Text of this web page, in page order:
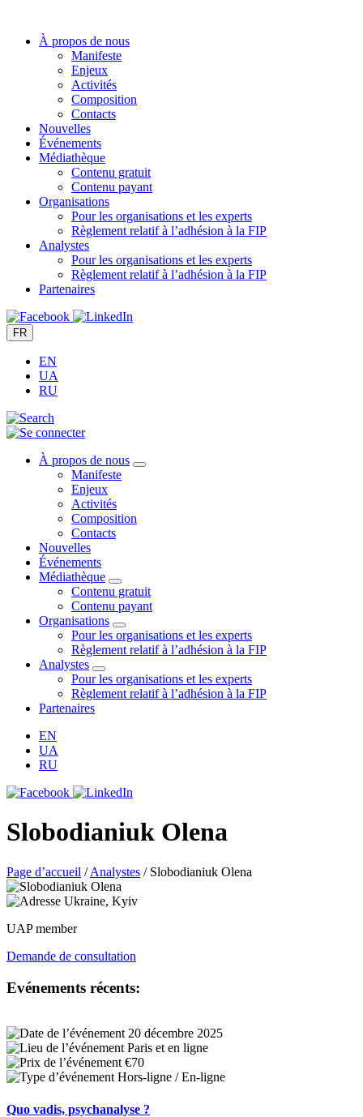
contenuÀ propos de nous
Manifeste
Enjeux
Activités
Composition
Contacts
Nouvelles
Événements
Médiathèque
Contenu gratuit
Contenu payant
Organisations
Pour les organisations et les experts
Règlement relatif à l’adhésion à la FIP
Analystes
Pour les organisations et les experts
Règlement relatif à l’adhésion à la FIP
Partenaires
FR
EN
UA
RU
À propos de nous
Manifeste
Enjeux
Activités
Composition
Contacts
Nouvelles
Événements
Médiathèque
Contenu gratuit
Contenu payant
Organisations
Pour les organisations et les experts
Règlement relatif à l’adhésion à la FIP
Analystes
Pour les organisations et les experts
Règlement relatif à l’adhésion à la FIP
Partenaires
EN
UA
RU
Slobodianiuk Olena
Page d’accueil /Analystes / Slobodianiuk Olena
Ukraine, Kyiv
UAP member
Demande de consultation
Evénements récents:
20 décembre 2025
Paris et en ligne
€70
Hors-ligne / En-ligne
Quo vadis, psychanalyse ?